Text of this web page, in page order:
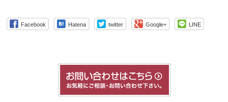
Facebook Hatena twitter Google+ LINE